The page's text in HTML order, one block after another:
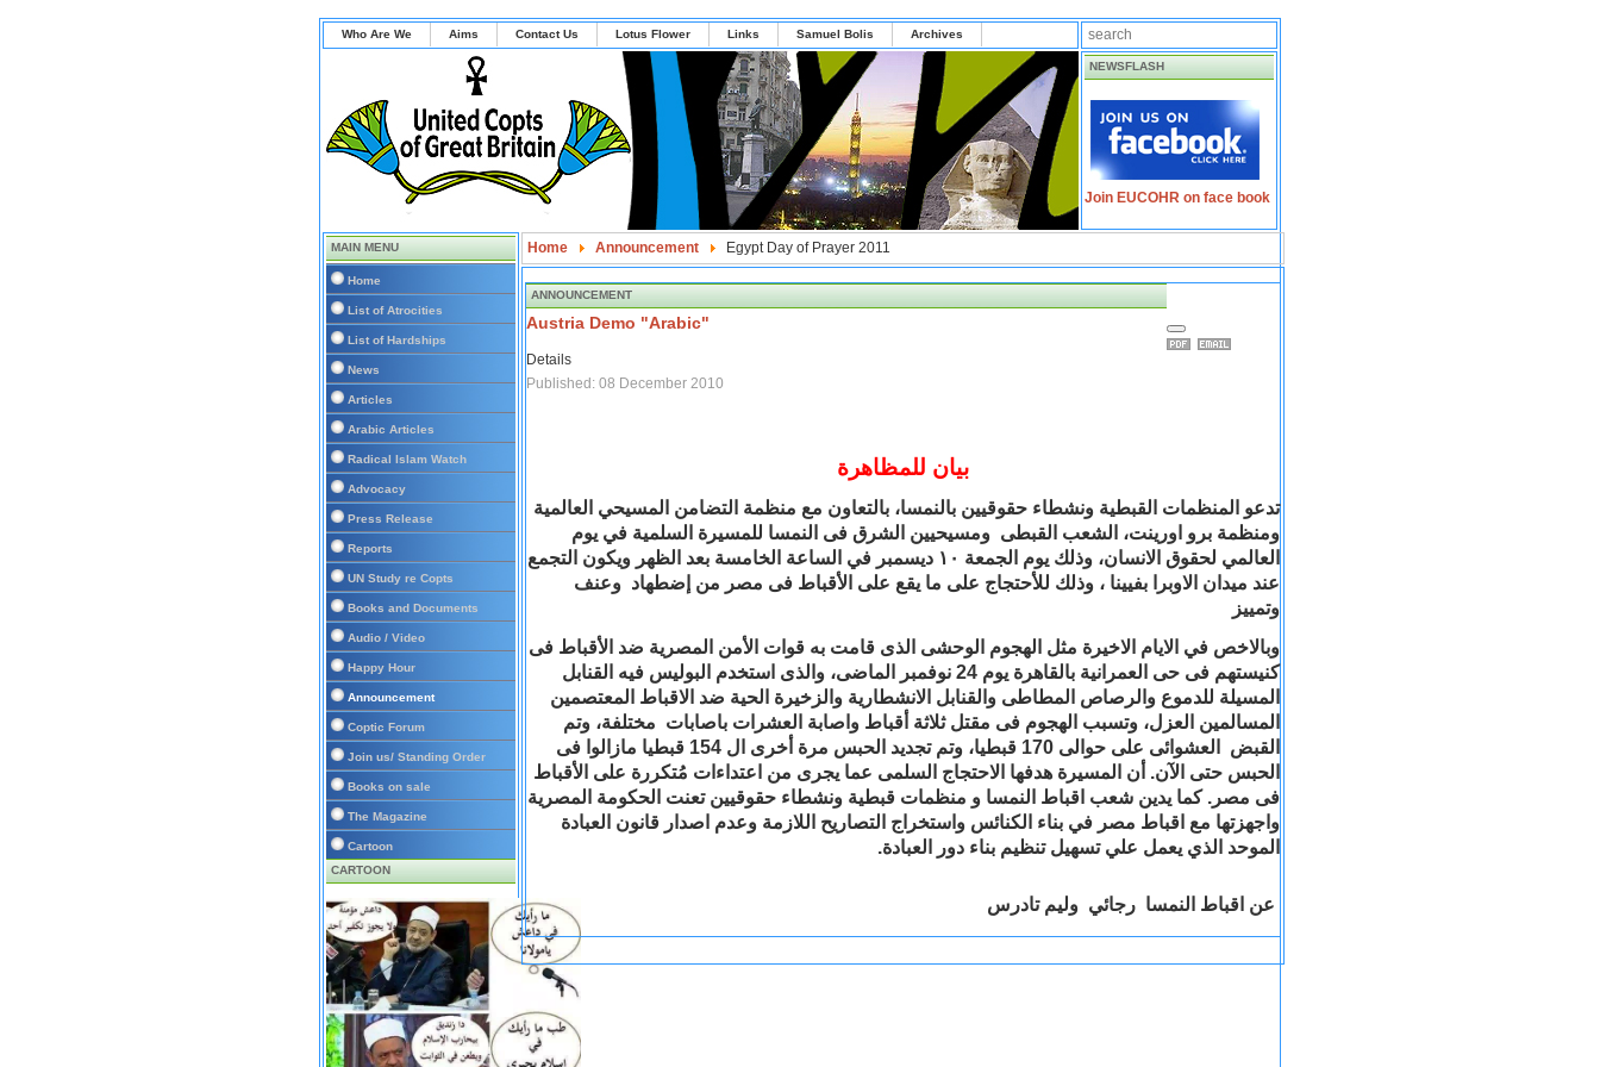
Who Are We Aims Contact Us Lotus Flower Links Samuel Bolis Archives
NEWSFLASH
Join EUCOHR on face book
MAIN MENU
Home
List of Atrocities
List of Hardships
News
Articles
Arabic Articles
Radical Islam Watch
Advocacy
Press Release
Reports
UN Study re Copts
Books and Documents
Audio / Video
Happy Hour
Announcement
Coptic Forum
Join us/ Standing Order
Books on sale
The Magazine
Cartoon
CARTOON
Home Announcement Egypt Day of Prayer 2011
ANNOUNCEMENT
Austria Demo "Arabic"
Details
Published: 08 December 2010
بيان للمظاهرة
تدعو المنظمات القبطية ونشطاء حقوقيين بالنمسا، بالتعاون مع منظمة التضامن المسيحي العالمية
ومنظمة برو اورينت، الشعب القبطى ومسيحيين الشرق فى النمسا للمسيرة السلمية في يوم
العالمي لحقوق الانسان، وذلك يوم الجمعة ١٠ ديسمبر في الساعة الخامسة بعد الظهر ويكون التجمع
عند ميدان الاوبرا بفيينا ، وذلك للأحتجاج على ما يقع على الأقباط فى مصر من إضطهاد وعنف
وتمييز
وبالاخص في الايام الاخيرة مثل الهجوم الوحشى الذى قامت به قوات الأمن المصرية ضد الأقباط فى
كنيستهم فى حى العمرانية بالقاهرة يوم 24 نوفمبر الماضى، والذى استخدم البوليس فيه القنابل
المسيلة للدموع والرصاص المطاطى والقنابل الانشطارية والزخيرة الحية ضد الاقباط المعتصمين
المسالمين العزل، وتسبب الهجوم فى مقتل ثلاثة أقباط واصابة العشرات باصابات مختلفة، وتم
القبض العشوائى على حوالى 170 قبطيا، وتم تجديد الحبس مرة أخرى ال 154 قبطيا مازالوا فى
الحبس حتى الآن. أن المسيرة هدفها الاحتجاج السلمى عما يجرى من اعتداءات مُتكررة على الأقباط
فى مصر. كما يدين شعب اقباط النمسا و منظمات قبطية ونشطاء حقوقيين تعنت الحكومة المصرية
واجهزتها مع اقباط مصر في بناء الكنائس واستخراج التصاريح اللازمة وعدم اصدار قانون العبادة
الموحد الذي يعمل علي تسهيل تنظيم بناء دور العبادة.
عن اقباط النمسا رجائي وليم تادرس